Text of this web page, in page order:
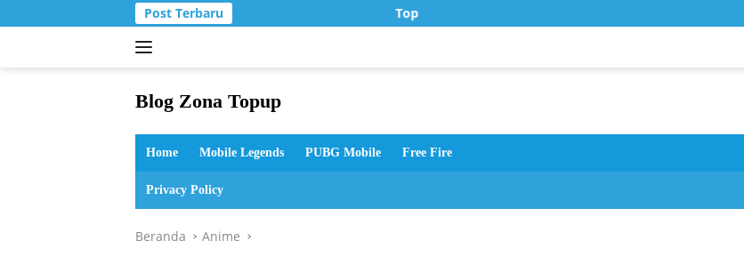
ke
Post Terbaru Top Up Murah di Zona Topup
Blog Zona Topup
dan
bermain
Home Mobile Legends PUBG Mobile Free Fire
Privacy Policy
Beranda Anime